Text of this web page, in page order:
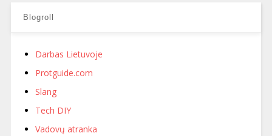
Blogroll
Darbas Lietuvoje
Protguide.com
Slang
Tech DIY
Vadovų atranka